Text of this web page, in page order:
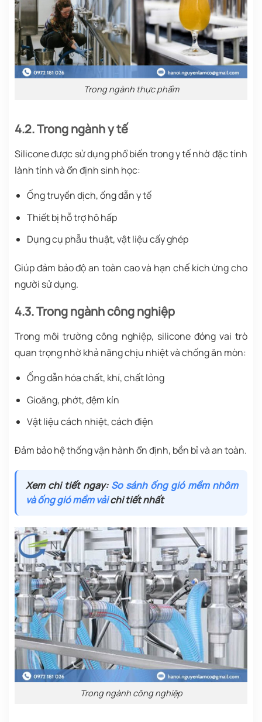
Trong ngành thực phẩm
4.2. Trong ngành y tế
Silicone được sử dụng phổ biến trong y tế nhờ đặc tính
lành tính và ổn định sinh học:
Ống truyền dịch, ống dẫn y tế
Thiết bị hỗ trợ hô hấp
Dụng cụ phẫu thuật, vật liệu cấy ghép
Giúp đảm bảo độ an toàn cao và hạn chế kích ứng cho
người sử dụng.
4.3. Trong ngành công nghiệp
Trong môi trường công nghiệp, silicone đóng vai trò
quan trọng nhờ khả năng chịu nhiệt và chống ăn mòn:
Ống dẫn hóa chất, khí, chất lỏng
Gioăng, phớt, đệm kín
Vật liệu cách nhiệt, cách điện
Đảm bảo hệ thống vận hành ổn định, bền bỉ và an toàn.
Xem chi tiết ngay: So sánh ống gió mềm nhôm
và ống gió mềm vảichi tiết nhất
Trong ngành công nghiệp